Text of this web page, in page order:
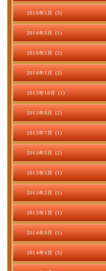
2016年5月 (3)
2016年3月 (1)
2016年2月 (2)
2016年1月 (3)
2015年10月 (1)
2015年8月 (2)
2015年7月 (1)
2015年5月 (2)
2015年3月 (1)
2015年2月 (1)
2015年1月 (1)
2014年9月 (1)
2014年4月 (3)